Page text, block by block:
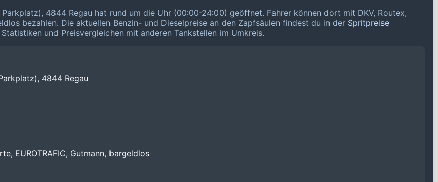
4844 Regau hat rund um die Uhr (00:00-24:00) geöffnet. Fahrer können dort mit DKV, Routex,
bezahlen. Die aktuellen Benzin- und Dieselpreise an den Zapfsäulen findest du in der Spritpreise
und Preisvergleichen mit anderen Tankstellen im Umkreis.
4844 Regau
EUROTRAFIC, Gutmann, bargeldlos